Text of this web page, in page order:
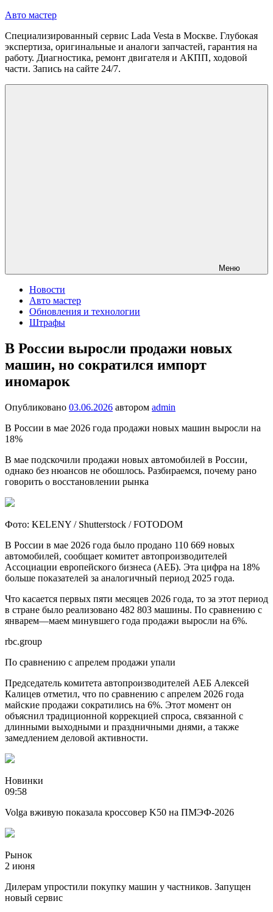
Перейти
содержимому
Авто мастер
Специализированный сервис Lada Vesta в Москве. Глубокая
экспертиза, оригинальные и аналоги запчастей, гарантия на
работу. Диагностика, ремонт двигателя и АКПП, ходовой
части. Запись на сайте 24/7.
Меню
Новости
Авто мастер
Обновления и технологии
Штрафы
В России выросли продажи новых
машин, но сократился импорт
иномарок
Опубликовано 03.06.2026 автором admin
В России в мае 2026 года продажи новых машин выросли на
18%
В мае подскочили продажи новых автомобилей в России,
однако без нюансов не обошлось. Разбираемся, почему рано
говорить о восстановлении рынка
Фото: KELENY / Shutterstock / FOTODOM
В России в мае 2026 года было продано 110 669 новых
автомобилей, сообщает комитет автопроизводителей
Ассоциации европейского бизнеса (АЕБ). Эта цифра на 18%
больше показателей за аналогичный период 2025 года.
Что касается первых пяти месяцев 2026 года, то за этот период
в стране было реализовано 482 803 машины. По сравнению с
январем—маем минувшего года продажи выросли на 6%.
rbc.group
По сравнению с апрелем продажи упали
Председатель комитета автопроизводителей АЕБ Алексей
Калицев отметил, что по сравнению с апрелем 2026 года
майские продажи сократились на 6%. Этот момент он
объяснил традиционной коррекцией спроса, связанной с
длинными выходными и праздничными днями, а также
замедлением деловой активности.
Новинки
09:58
Volga вживую показала кроссовер K50 на ПМЭФ-2026
Рынок
2 июня
Дилерам упростили покупку машин у частников. Запущен
новый сервис